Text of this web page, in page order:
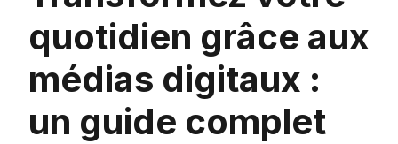
quotidien grâce aux
médias digitaux :
un guide complet